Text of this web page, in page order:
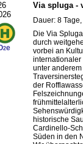
2e
Via spluga -
Dauer: 8
Die Via
durch
vorbei an
internationaler
unter
der
historische
Cardinello-
Süden in den